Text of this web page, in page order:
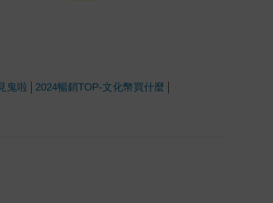
鬼啦 2024暢銷TOP-文化幣買什麼